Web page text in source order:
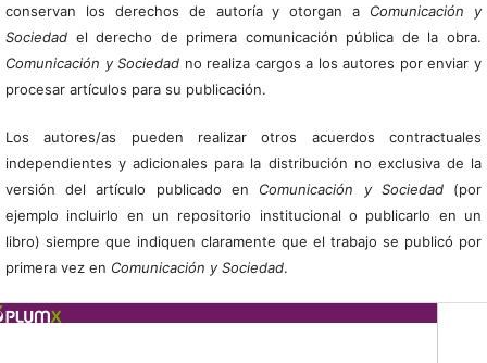
conservan los derechos de autoría y otorgan a Comunicación y
Sociedadel derecho de primera comunicación pública de la obra.
Comunicación y Sociedad no realiza cargos a los autores por enviar y
procesar artículos para su publicación.
Los autores/as pueden realizar otros acuerdos contractuales
independientes y adicionales para la distribución no exclusiva de la
versión del artículo publicado en Comunicación y Sociedad(por
ejemplo incluirlo en un repositorio institucional o publicarlo en un
libro) siempre que indiquen claramente que el trabajo se publicó por
primera vez en Comunicación y Sociedad.